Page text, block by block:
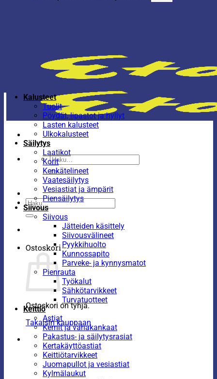
Etsi:
Etsi:
Ostoskori
Ostoskori on tyhjä.
Takaisin kauppaan
Kalusteet
Tuolit
Pöydät, lipastot ja hyllyt
Lasten kalusteet
Ulkokalusteet
Säilytys
Laatikot
Korit
Kenkätelineet
Vaatesäilytys
Vesiastiat ja ämpärit
Piensäilytys
Siivous
Siivous
Jätteiden käsittely
Siivousvälineet
Pyykkihuolto
Kunnossapito
Parveke- ja kynnysmatot
Pienrauta
Työkalut
Sähkötarvikkeet
Turvatuotteet
Keittiö
Astiat
Kernit ja vahakankaat
Pakastus- ja säilytysrasiat
Kertakäyttöastiat
Keittiötarvikkeet
Juomapullot ja vesiastiat
Kylmälaukut